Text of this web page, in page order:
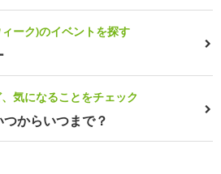
ーク)のイベントを探す
気になることをチェック
からいつまで？